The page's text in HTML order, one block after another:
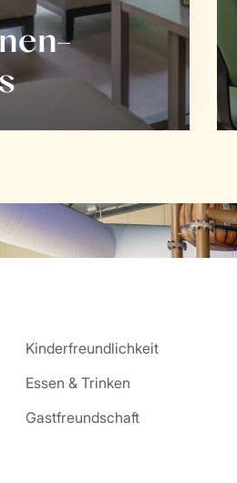
from our guests
Kinderfreundlichkeit
Essen & Trinken
Gastfreundschaft